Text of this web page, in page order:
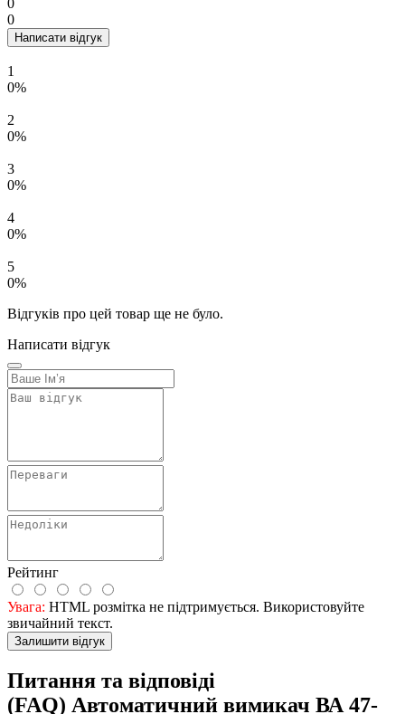
0
0
Написати відгук
1
0%
2
0%
3
0%
4
0%
5
0%
Відгуків про цей товар ще не було.
Написати відгук
Рейтинг
Увага: HTML розмітка не підтримується. Використовуйте
звичайний текст.
Залишити відгук
Питання та відповіді
(FAQ) Автоматичний вимикач ВА 47-